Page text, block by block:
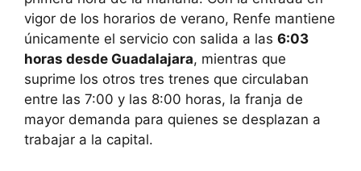
vigor de los horarios de verano, Renfe mantiene
únicamente el servicio con salida a las 6:03
horas desde Guadalajara, mientras que
suprime los otros tres trenes que circulaban
entre las 7:00 y las 8:00 horas, la franja de
mayor demanda para quienes se desplazan a
trabajar a la capital.